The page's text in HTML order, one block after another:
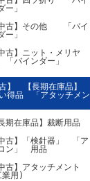
ー」
中古】その他 「バイ
ー」
中古】ニット・メリヤ
バインダー」
古】 【長期在庫品】
得品 「アタッチメン
長期在庫品】裁断用品
中古】「検針器」 「ア
ン」 用品
中古】アタッチメント
業用)